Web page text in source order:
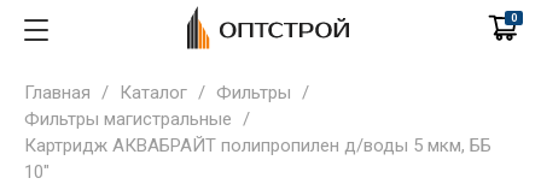
0
Главная / Каталог / Фильтры /
Фильтры магистральные /
Картридж АКВАБРАЙТ полипропилен д/воды 5 мкм, ББ
10"